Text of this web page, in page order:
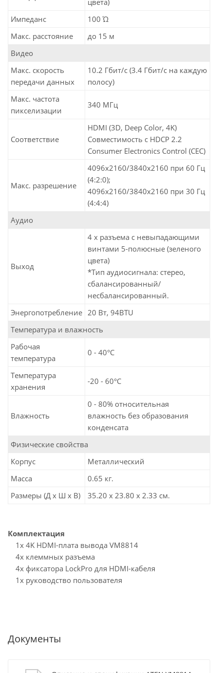
цвета)
Импеданс
100 Ώ
Макс. расстояние
до 15 м
Видео
Макс. скорость
передачи данных
10.2 Гбит/с (3.4 Гбит/с на каждую
полосу)
Макс. частота
пикселизации
340 MГц
Соответствие
HDMI (3D, Deep Color, 4K)
Совместимость с HDCP 2.2
Consumer Electronics Control (CEC)
Макс. разрешение
4096x2160/3840x2160 при 60 Гц
(4:2:0);
4096x2160/3840x2160 при 30 Гц
(4:4:4)
Аудио
Выход
4 x разъема с невыпадающими
винтами 5-полюсные (зеленого
цвета)
*Тип аудиосигнала: стерео,
сбалансированный/
несбалансированный.
Энергопотребление 20 Вт, 94BTU
Температура и влажность
Рабочая
температура
0 - 40°C
Температура
хранения
-20 - 60°C
Влажность
0 - 80% относительная
влажность без образования
конденсата
Физические свойства
Корпус
Металлический
Масса
0.65 кг.
Размеры (Д х Ш х В)
35.20 x 23.80 x 2.33 см.
Комплектация
1x 4K HDMI-плата вывода VM8814
4x клеммных разъема
4x фиксатора LockPro для HDMI-кабеля
1x руководство пользователя
Документы